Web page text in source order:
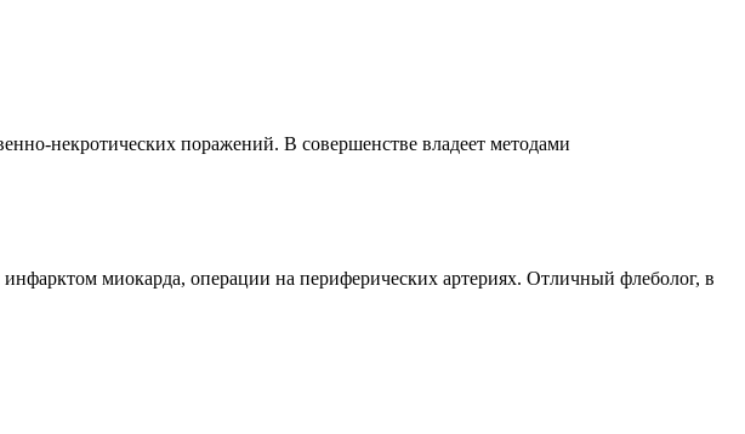
некротических поражений. В совершенстве владеет методами
миокарда, операции на периферических артериях. Отличный флеболог, в